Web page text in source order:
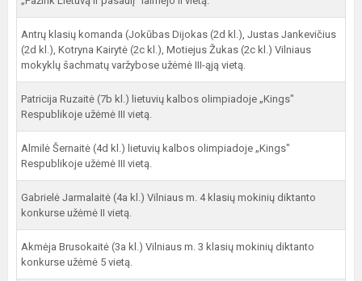
Antrų klasių komanda (Jokūbas Dijokas (2d kl.), Justas Jankevičius
(2d kl.), Kotryna Kairytė (2c kl.), Motiejus Žukas (2c kl.) Vilniaus
mokyklų šachmatų varžybose užėmė III-ąją vietą.
Patricija Ruzaitė (7b kl.) lietuvių kalbos olimpiadoje „Kings"
Respublikoje užėmė III vietą.
Almilė Šernaitė (4d kl.) lietuvių kalbos olimpiadoje „Kings"
Respublikoje užėmė III vietą.
Gabrielė Jarmalaitė (4a kl.) Vilniaus m. 4 klasių mokinių diktanto
konkurse užėmė II vietą.
Akmėja Brusokaitė (3a kl.) Vilniaus m. 3 klasių mokinių diktanto
konkurse užėmė 5 vietą.